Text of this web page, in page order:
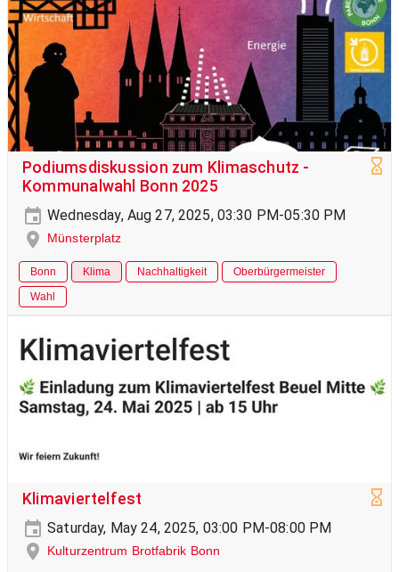
Podiumsdiskussion zum Klimaschutz -
Kommunalwahl Bonn 2025
Wednesday, Aug 27, 2025, 03:30 PM-05:30 PM
Münsterplatz
Bonn Klima Nachhaltigkeit
Oberbürgermeister
Wahl
Klimaviertelfest
Saturday, May 24, 2025, 03:00 PM-08:00 PM
Kulturzentrum Brotfabrik Bonn